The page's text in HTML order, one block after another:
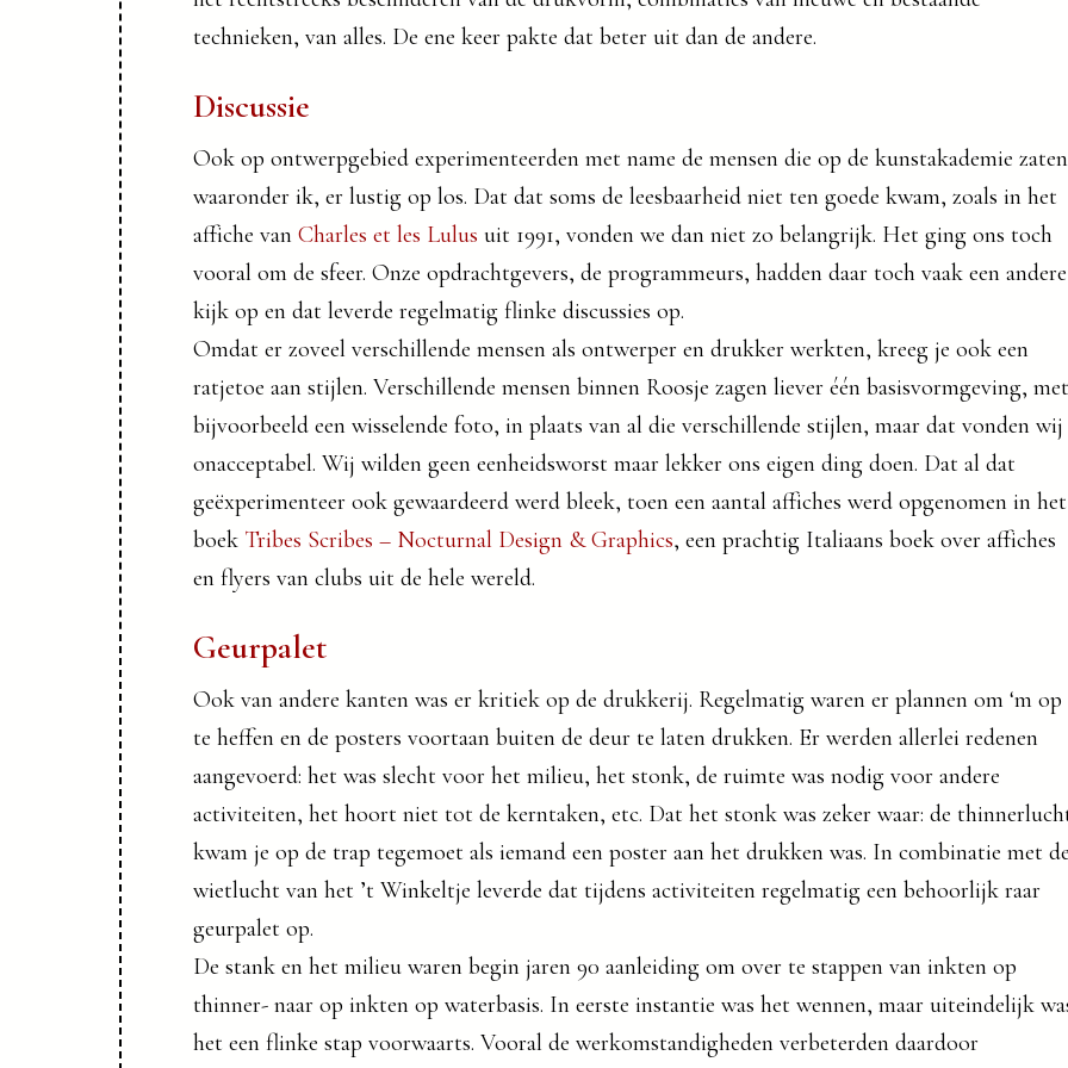
technieken, van alles. De ene keer pakte dat beter uit dan de andere.
Discussie
Ook op ontwerpgebied experimenteerden met name de mensen die op de kunstakademie
waaronder ik, er lustig op los. Dat dat soms de leesbaarheid niet ten goede kwam, zoals in het
affiche van Charles et les Lulus uit 1991, vonden we dan niet zo belangrijk. Het ging ons toch
vooral om de sfeer. Onze opdrachtgevers, de programmeurs, hadden daar toch vaak een andere
kijk op en dat leverde regelmatig flinke discussies op.
Omdat er zoveel verschillende mensen als ontwerper en drukker werkten, kreeg je ook een
ratjetoe aan stijlen. Verschillende mensen binnen Roosje zagen liever één basisvormgeving, met
bijvoorbeeld een wisselende foto, in plaats van al die verschillende stijlen, maar dat vonden wij
onacceptabel. Wij wilden geen eenheidsworst maar lekker ons eigen ding doen. Dat al dat
geëxperimenteer ook gewaardeerd werd bleek, toen een aantal affiches werd opgenomen in het
boek Tribes Scribes – Nocturnal Design & Graphics, een prachtig Italiaans boek over affiches
en flyers van clubs uit de hele wereld.
Geurpalet
Ook van andere kanten was er kritiek op de drukkerij. Regelmatig waren er plannen om ‘m op
te heffen en de posters voortaan buiten de deur te laten drukken. Er werden allerlei redenen
aangevoerd: het was slecht voor het milieu, het stonk, de ruimte was nodig voor andere
activiteiten, het hoort niet tot de kerntaken, etc. Dat het stonk was zeker waar: de
kwam je op de trap tegemoet als iemand een poster aan het drukken was. In combinatie met
wietlucht van het ’t Winkeltje leverde dat tijdens activiteiten regelmatig een behoorlijk raar
geurpalet op.
De stank en het milieu waren begin jaren 90 aanleiding om over te stappen van inkten op
thinner- naar op inkten op waterbasis. In eerste instantie was het wennen, maar uiteindelijk
het een flinke stap voorwaarts. Vooral de werkomstandigheden verbeterden daardoor